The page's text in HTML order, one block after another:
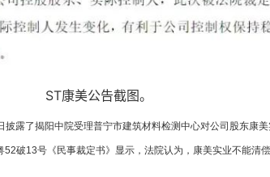
ST康美公告截图。
露了揭阳中院受理普宁市建筑材料检测中心对公司股东康
破13号《民事裁定书》显示，法院认为，康美实业不能清